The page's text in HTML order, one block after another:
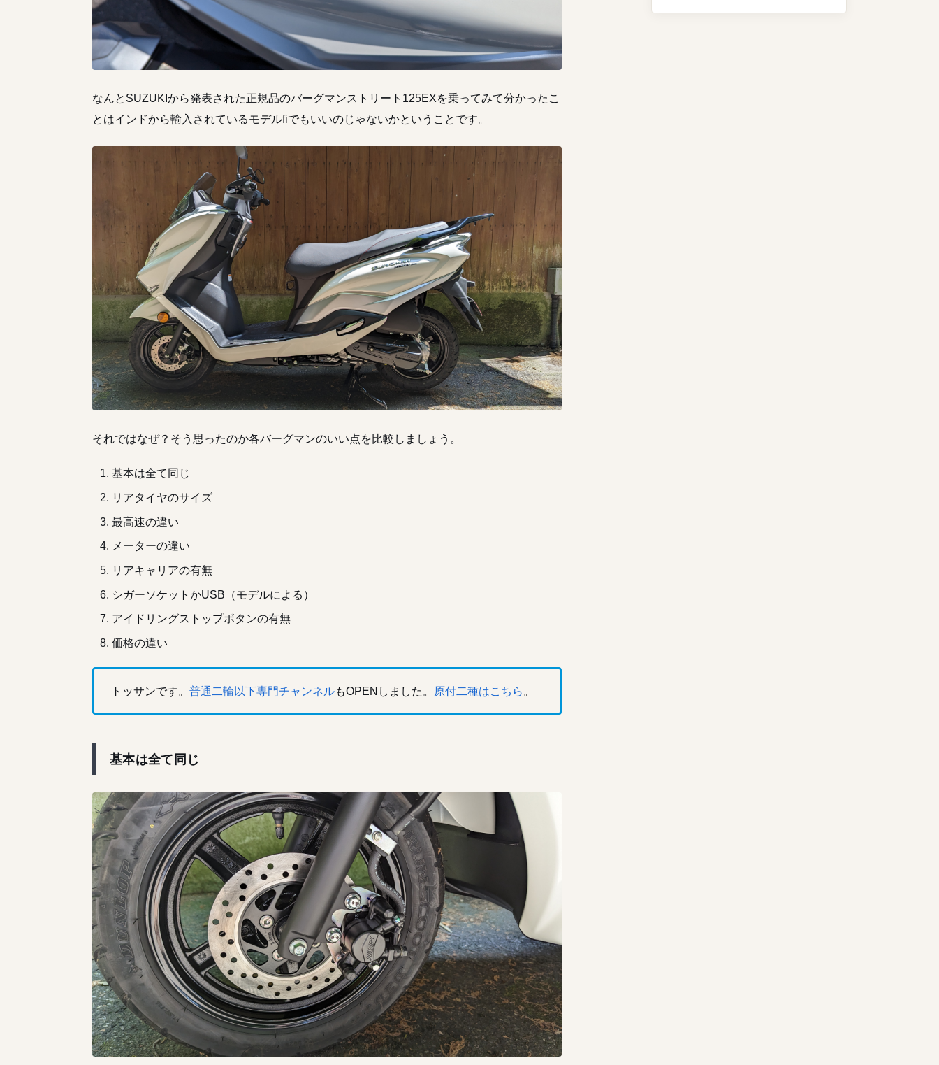
なんとSUZUKIから発表された正規品のバーグマンストリート125EXを乗ってみて分かったこ
とはインドから輸入されているモデルfiでもいいのじゃないかということです。
それではなぜ？そう思ったのか各バーグマンのいい点を比較しましょう。
基本は全て同じ
リアタイヤのサイズ
最高速の違い
メーターの違い
リアキャリアの有無
シガーソケットかUSB（モデルによる）
アイドリングストップボタンの有無
価格の違い
トッサンです。普通二輪以下専門チャンネルもOPENしました。 原付二種はこちら 。
基本は全て同じ